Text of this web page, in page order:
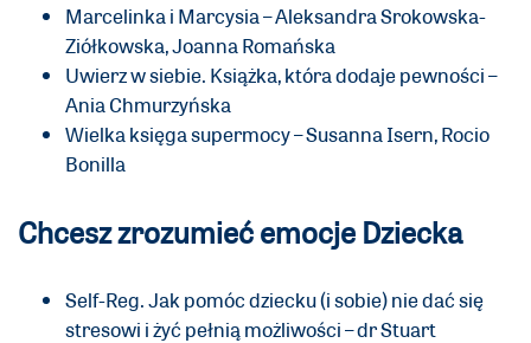
Marcelinka i Marcysia – Aleksandra Srokowska-
Ziółkowska, Joanna Romańska
Uwierz w siebie. Książka, która dodaje pewności –
Ania Chmurzyńska
Wielka księga supermocy – Susanna Isern, Rocio
Bonilla
Chcesz zrozumieć emocje Dziecka
Self-Reg. Jak pomóc dziecku (i sobie) nie dać się
stresowi i żyć pełnią możliwości – dr Stuart